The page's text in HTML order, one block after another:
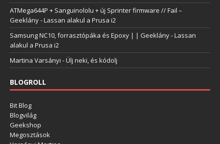
ATMega644P + Sanguinololu + új Sprinter firmware // Fail –
Geeklány-Lassan alakul a Prusa i2
Samsung NC10, forrasztópáka és Epoxy | | Geeklány-Lassan
alakul a Prusa i2
Martina Varsányi -Ülj neki, és kódolj
BLOGROLL
Bit Blog
Blogvilág
Geekshop
Megosztások